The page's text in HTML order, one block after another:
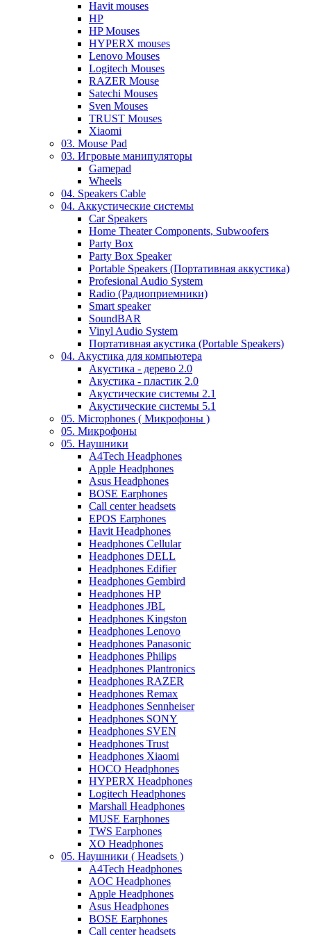
Havit mouses
HP
HP Mouses
HYPERX mouses
Lenovo Mouses
Logitech Mouses
RAZER Mouse
Satechi Mouses
Sven Mouses
TRUST Mouses
Xiaomi
03. Mouse Pad
03. Игровые манипуляторы
Gamepad
Wheels
04. Speakers Cable
04. Аккустические системы
Car Speakers
Home Theater Components, Subwoofers
Party Box
Party Box Speaker
Portable Speakers (Портативная аккустика)
Profesional Audio System
Radio (Радиоприемники)
Smart speaker
SoundBAR
Vinyl Audio System
Портативная акустика (Portable Speakers)
04. Акустика для компьютера
Акустика - дерево 2.0
Акустика - пластик 2.0
Акустические системы 2.1
Акустические системы 5.1
05. Microphones ( Микрофоны )
05. Микрофоны
05. Наушники
A4Tech Headphones
Apple Headphones
Asus Headphones
BOSE Earphones
Call center headsets
EPOS Earphones
Havit Headphones
Headphones Cellular
Headphones DELL
Headphones Edifier
Headphones Gembird
Headphones HP
Headphones JBL
Headphones Kingston
Headphones Lenovo
Headphones Panasonic
Headphones Philips
Headphones Plantronics
Headphones RAZER
Headphones Remax
Headphones Sennheiser
Headphones SONY
Headphones SVEN
Headphones Trust
Headphones Xiaomi
HOCO Headphones
HYPERX Headphones
Logitech Headphones
Marshall Headphones
MUSE Earphones
TWS Earphones
XO Headphones
05. Наушники ( Headsets )
A4Tech Headphones
AOC Headphones
Apple Headphones
Asus Headphones
BOSE Earphones
Call center headsets